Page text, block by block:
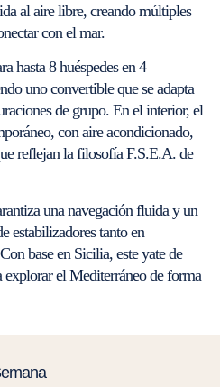
al aire libre, creando múltiples
con el mar.
hasta 8 huéspedes en 4
uno convertible que se adapta
de grupo. En el interior, el
con aire acondicionado,
reflejan la filosofía F.S.E.A. de
una navegación fluida y un
estabilizadores tanto en
base en Sicilia, este yate de
el Mediterráneo de forma